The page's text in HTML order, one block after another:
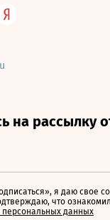
я даю свое
что
персональных данных